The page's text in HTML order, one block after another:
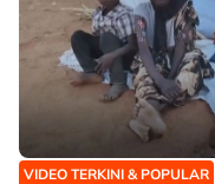
VIDEO TERKINI & POPULAR